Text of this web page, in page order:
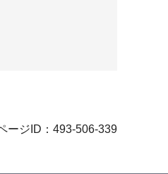
ージID：493-506-339